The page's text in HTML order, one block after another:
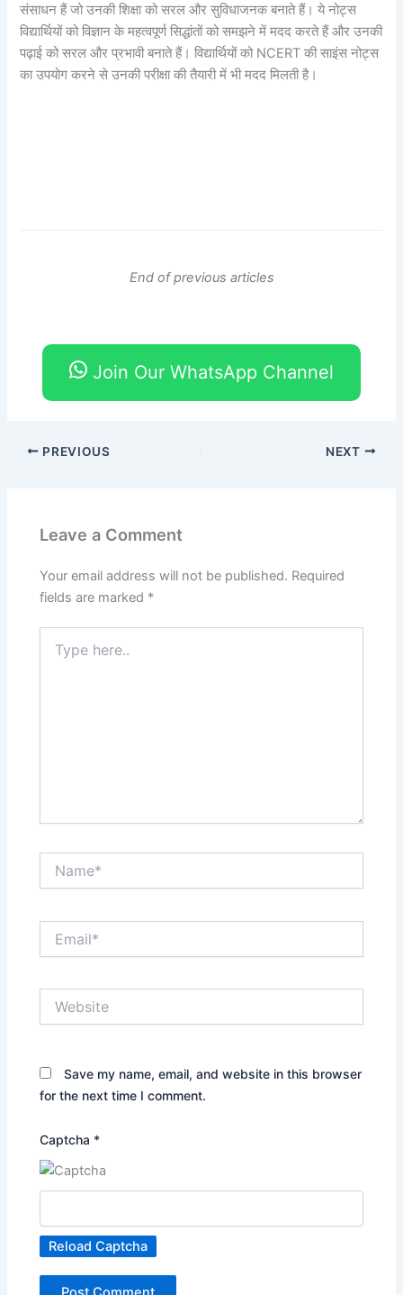
संसाधन हैं जो उनकी शिक्षा को सरल और सुविधाजनक बनाते हैं। ये नोट्स
विद्यार्थियों को विज्ञान के महत्वपूर्ण सिद्धांतों को समझने में मदद करते हैं और उनकी
पढ़ाई को सरल और प्रभावी बनाते हैं। विद्यार्थियों को NCERT की साइंस नोट्स
का उपयोग करने से उनकी परीक्षा की तैयारी में भी मदद मिलती है।
End of previous articles
Join Our WhatsApp Channel
PREVIOUS NEXT
Leave a Comment
Your email address will not be published. Required
fields are marked *
here..
Save my name, email, and website in this browser
for the next time I comment.
Captcha *
Reload Captcha